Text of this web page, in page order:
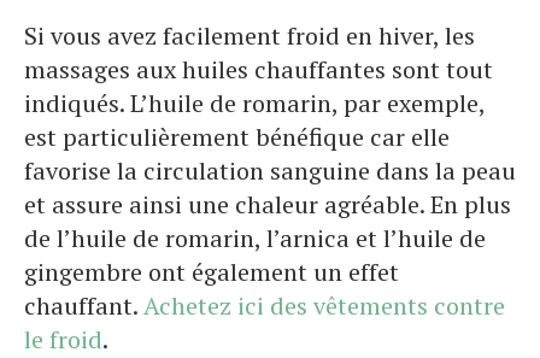
Si vous avez facilement froid en hiver, les
massages aux huiles chauffantes sont tout
indiqués. L’huile de romarin, par exemple,
est particulièrement bénéfique car elle
favorise la circulation sanguine dans la peau
et assure ainsi une chaleur agréable. En plus
de l’huile de romarin, l’arnica et l’huile de
gingembre ont également un effet
chauffant.Achetez ici des vêtements contre
le froid.